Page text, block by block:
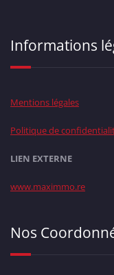
Informations
Mentions légales
Politique de
LIEN EXTERNE
www.maximmo.re
Nos